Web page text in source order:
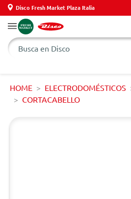
Disco Fresh Market Plaza Italia
HOME ELECTRODOMÉSTICOS
CORTACABELLO